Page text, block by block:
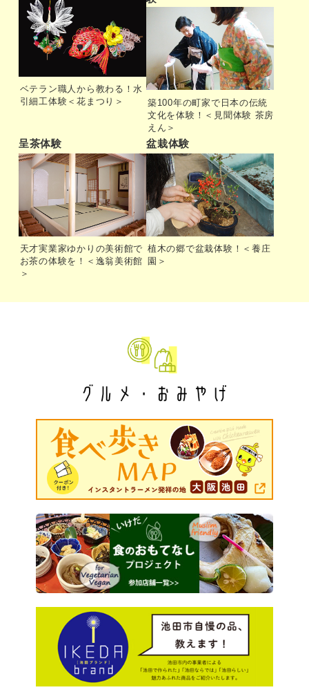
ベテラン職人から教わる！水
引細工体験＜花まつり＞
築100年の町家で日本の伝統
文化を体験！＜見聞体験 茶房
えん＞
呈茶体験
天才実業家ゆかりの美術館で
お茶の体験を！＜逸翁美術館
＞
盆栽体験
植木の郷で盆栽体験！＜養庄
園＞